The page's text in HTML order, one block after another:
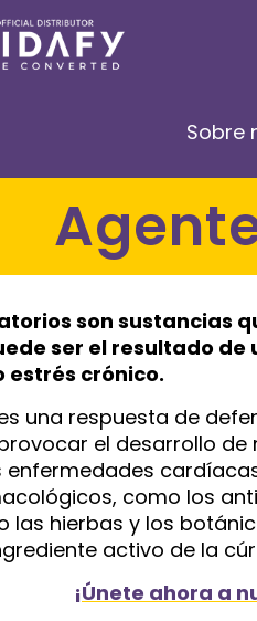
Sobre
son sustancias
ser el resultado
estrés crónico.
una respuesta de
el desarrollo
enfermedades
como los
las hierbas y los
activo de la
¡Únete ahora a